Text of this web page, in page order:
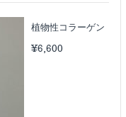
植物性コラーゲン
¥6,600